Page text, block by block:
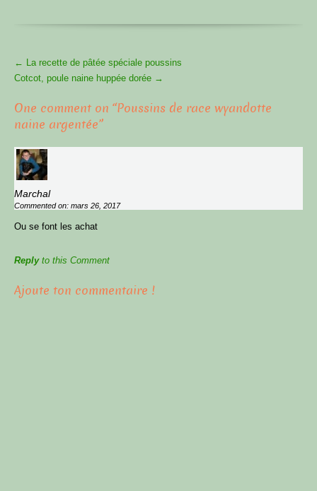
More
Articles
← La recette de pâtée spéciale poussins
Cotcot, poule naine huppée dorée →
One comment on “Poussins de race wyandotte
naine argentée”
Marchal
Commented on: mars 26, 2017
Ou se font les achat
Replyto this Comment
Ajoute ton commentaire !